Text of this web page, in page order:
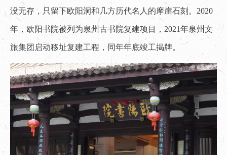
没无存，只留下欧阳洞和几方历代名人的摩崖石刻。2020
年，欧阳书院被列为泉州古书院复建项目，2021年泉州文
旅集团启动移址复建工程，同年年底竣工揭牌。